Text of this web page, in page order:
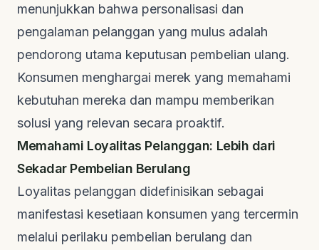
menunjukkan bahwa personalisasi dan
pengalaman pelanggan yang mulus adalah
pendorong utama keputusan pembelian ulang.
Konsumen menghargai merek yang memahami
kebutuhan mereka dan mampu memberikan
solusi yang relevan secara proaktif.
Memahami Loyalitas Pelanggan: Lebih dari
Sekadar Pembelian Berulang
Loyalitas pelanggan didefinisikan sebagai
manifestasi kesetiaan konsumen yang tercermin
melalui perilaku pembelian berulang dan